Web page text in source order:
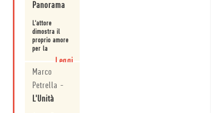
si innamorano
paura di
essere se
stessi.
Panorama
L'attore
dimostra il
proprio amore
per la
scrittura con
racconti
incentrati su
teneri e fuori
Leggi
Marco
Petrella -
L'Unità